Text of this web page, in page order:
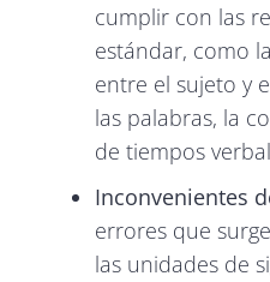
cumplir con las
estándar, como
entre el sujeto y
las palabras, la
de tiempos
Inconvenientes
errores que
las unidades de